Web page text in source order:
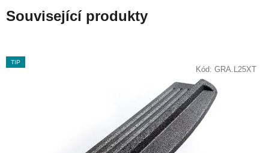
Související produkty
TIP
Kód: GRA.L25XT